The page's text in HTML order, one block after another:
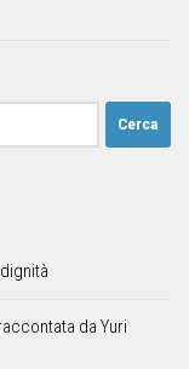
da Yuri